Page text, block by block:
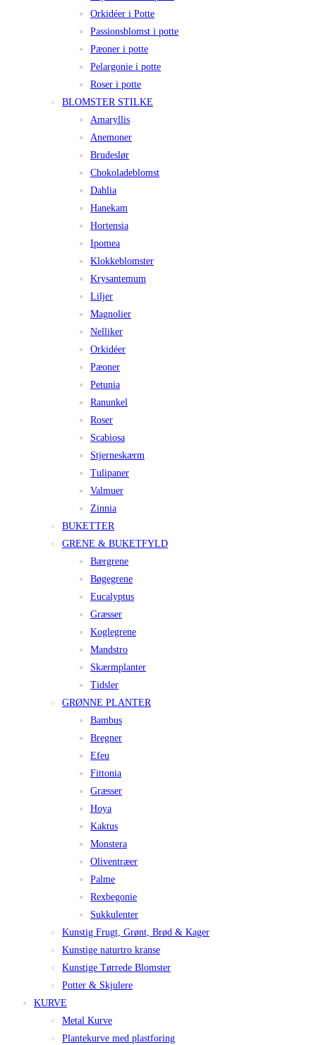
Orkidéer i Potte
Passionsblomst i potte
Pæoner i potte
Pelargonie i potte
Roser i potte
BLOMSTER STILKE
Amaryllis
Anemoner
Brudeslør
Chokoladeblomst
Dahlia
Hanekam
Hortensia
Ipomea
Klokkeblomster
Krysantemum
Liljer
Magnolier
Nelliker
Orkidéer
Pæoner
Petunia
Ranunkel
Roser
Scabiosa
Stjerneskærm
Tulipaner
Valmuer
Zinnia
BUKETTER
GRENE & BUKETFYLD
Bærgrene
Bøgegrene
Eucalyptus
Græsser
Koglegrene
Mandstro
Skærmplanter
Tidsler
GRØNNE PLANTER
Bambus
Bregner
Efeu
Fittonia
Græsser
Hoya
Kaktus
Monstera
Oliventræer
Palme
Rexbegonie
Sukkulenter
Kunstig Frugt, Grønt, Brød & Kager
Kunstige naturtro kranse
Kunstige Tørrede Blomster
Potter & Skjulere
KURVE
Metal Kurve
Plantekurve med plastforing